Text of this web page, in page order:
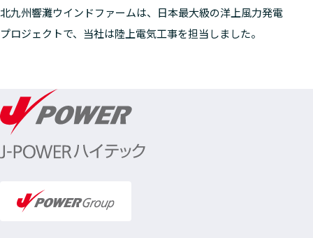
北九州響灘ウインドファームは、日本最大級の洋上風力発電
プロジェクトで、当社は陸上電気工事を担当しました。